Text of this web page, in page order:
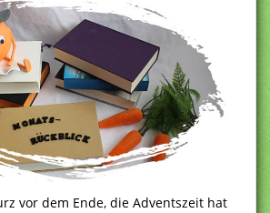
vor dem Ende, die Adventszeit hat